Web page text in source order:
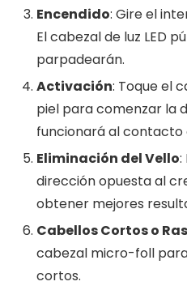
Encendido: Gire el
El cabezal de luz LED
parpadearán.
Activación: Toque el
piel para comenzar la
funcionará al contacto
Eliminación del Vello:
dirección opuesta al
obtener mejores
Cabellos Cortos o
cabezal micro-foll
cortos.